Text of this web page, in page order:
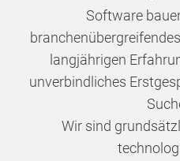
Software
langjährigen
unverbindliches
Wir sind